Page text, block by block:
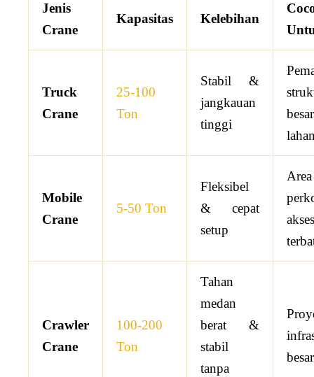
Jenis
Crane
Kapasitas Kelebihan
Truck
Crane
25-100
Ton
Stabil &
jangkauan
tinggi
Mobile
Crane
5-50 Ton
Fleksibel
& cepat
setup
Area
akses
Crawler
Crane
100-200
Ton
Tahan
medan
berat &
stabil
tanpa
besar